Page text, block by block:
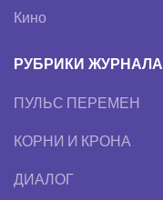
Кино
РУБРИКИ ЖУРНАЛА
ПУЛЬС ПЕРЕМЕН
КОРНИ И КРОНА
ДИАЛОГ